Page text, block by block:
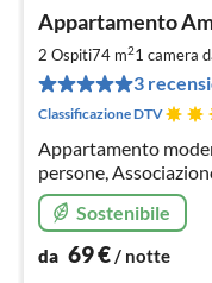
Appartamento
2 Ospiti74 m21 camera
3
Classificazione DTV
Appartamento
persone,
indipendente, Adatto
in legno e alle
Sostenibile
da 69€/ notte